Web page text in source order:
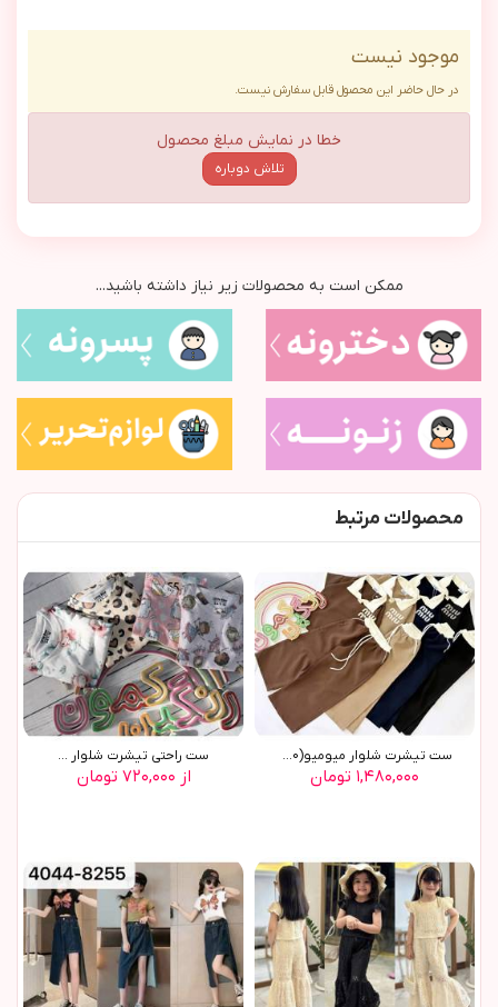
موجود نیست
در حال حاضر این محصول قابل سفارش نیست.
خطا در نمایش مبلغ محصول
تلاش دوباره
ممکن است به محصولات زیر نیاز داشته باشید...
محصولات مرتبط
ست تیشرت شلوار میومیو(9800)
۱,۴۸۰,۰۰۰ تومان
ست راحتی تیشرت شلوار ...
از ۷۲۰,۰۰۰ تومان